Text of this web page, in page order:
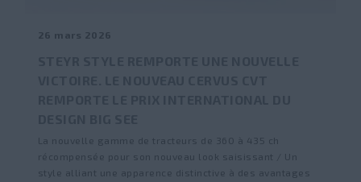
26 mars 2026
La nouvelle gamme de tracteurs de 360 à 435 ch
récompensée pour son nouveau look saisissant / Un
style alliant une apparence distinctive à des avantages